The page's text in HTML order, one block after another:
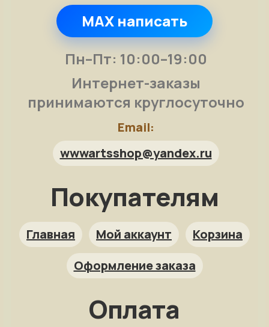
MAX написать
Пн–Пт: 10:00–19:00
Интернет-заказы
принимаются круглосуточно
Email:
wwwartsshop@yandex.ru
Покупателям
Главная Мой аккаунт
Корзина
Оформление заказа
Оплата
Арт-помощница
ArtsShop.ru
Репродукция на заказ